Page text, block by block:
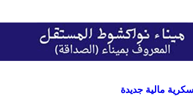
مالية جديدة